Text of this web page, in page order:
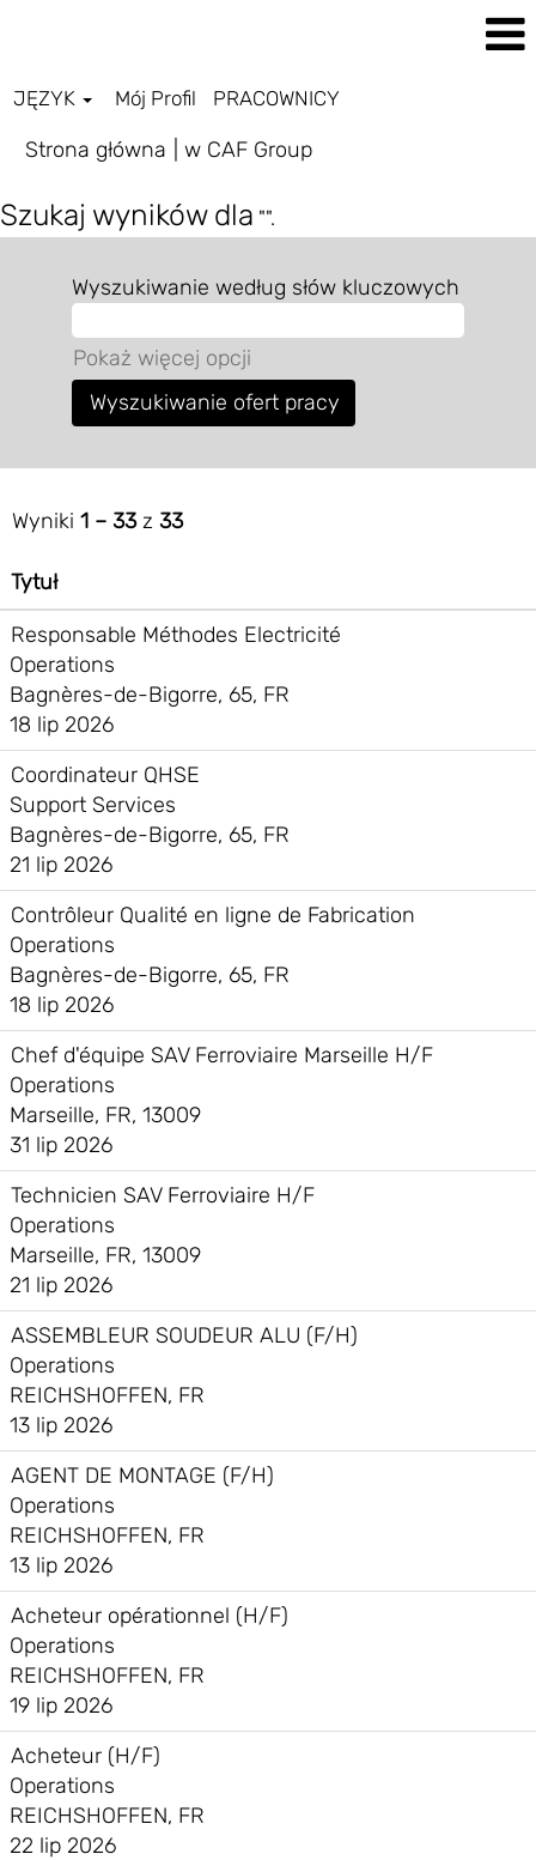
JĘZYK Mój Profil PRACOWNICY
Strona główna w CAF Group(bieżąca
Szukaj wyników dla "".
Wyszukiwanie według słów kluczowych
Pokaż więcej opcji
Wyniki 1 – 33z 33
Tytuł
Responsable Méthodes Electricité
Operations
Bagnères-de-Bigorre, 65, FR
18 lip 2026
Coordinateur QHSE
Support Services
Bagnères-de-Bigorre, 65, FR
21 lip 2026
Contrôleur Qualité en ligne de Fabrication
Operations
Bagnères-de-Bigorre, 65, FR
18 lip 2026
Chef d'équipe SAV Ferroviaire Marseille H/F
Operations
Marseille, FR, 13009
31 lip 2026
Technicien SAV Ferroviaire H/F
Operations
Marseille, FR, 13009
21 lip 2026
ASSEMBLEUR SOUDEUR ALU (F/H)
Operations
REICHSHOFFEN, FR
13 lip 2026
AGENT DE MONTAGE (F/H)
Operations
REICHSHOFFEN, FR
13 lip 2026
Acheteur opérationnel (H/F)
Operations
REICHSHOFFEN, FR
19 lip 2026
Acheteur (H/F)
Operations
REICHSHOFFEN, FR
22 lip 2026